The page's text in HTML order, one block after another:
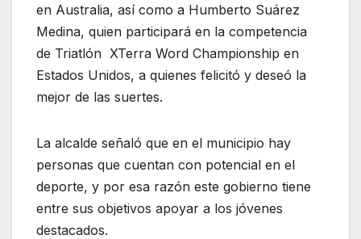
en Australia, así como a Humberto Suárez
Medina, quien participará en la competencia
de Triatlón XTerra Word Championship en
Estados Unidos, a quienes felicitó y deseó la
mejor de las suertes.
La alcalde señaló que en el municipio hay
personas que cuentan con potencial en el
deporte, y por esa razón este gobierno tiene
entre sus objetivos apoyar a los jóvenes
destacados.